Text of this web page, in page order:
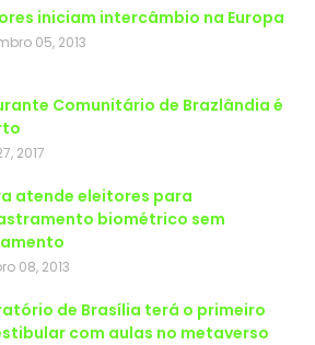
iniciam intercâmbio na Europa
05, 2013
Comunitário de Brazlândia é
2017
atende eleitores para
biométrico sem
08, 2013
de Brasília terá o primeiro
com aulas no metaverso